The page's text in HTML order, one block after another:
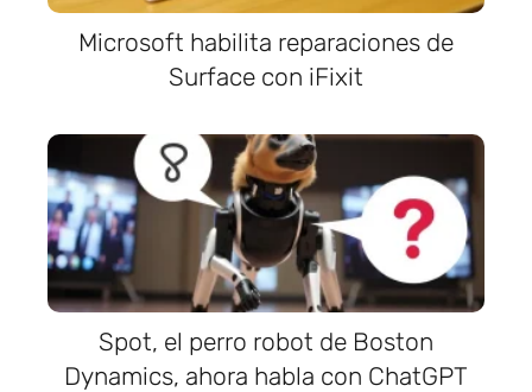
Microsoft habilita reparaciones de
Surface con iFixit
Spot, el perro robot de Boston
Dynamics, ahora habla con ChatGPT